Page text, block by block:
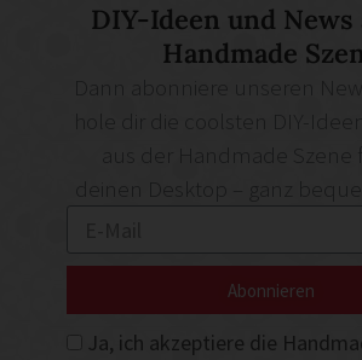
DIY-Ideen und News
Handmade
deinen Desktop – ganz
Ja, ich akzeptiere die
Abonnieren